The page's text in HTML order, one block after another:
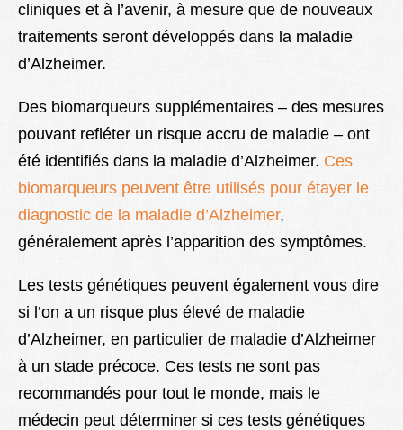
cliniques et à l’avenir, à mesure que de nouveaux
traitements seront développés dans la maladie
d’Alzheimer.
Des biomarqueurs supplémentaires – des mesures
pouvant refléter un risque accru de maladie – ont
été identifiés dans la maladie d’Alzheimer. Ces
biomarqueurs peuvent être utilisés pour étayer le
diagnostic de la maladie d’Alzheimer,
généralement après l’apparition des symptômes.
Les tests génétiques peuvent également vous dire
si l’on a un risque plus élevé de maladie
d’Alzheimer, en particulier de maladie d’Alzheimer
à un stade précoce. Ces tests ne sont pas
recommandés pour tout le monde, mais le
médecin peut déterminer si ces tests génétiques